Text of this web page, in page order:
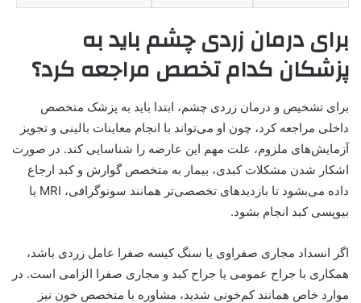
برای درمان زردی چشم باید به
پزشکان کدام تخصص مراجعه کرد؟
برای تشخیص و درمان زردی چشم، ابتدا باید به پزشک متخصص
داخلی مراجعه کرد، چون او می‌تواند با انجام معاینات بالینی و تجویز
آزمایش‌های ملزوم، علت مهم این عارضه را شناسایی کند. در صورت
اشکار شدن مشکلات کبدی، بیمار به متخصص گوارش و کبد ارجاع
داده می‌بشود تا بازدید‌های تخصصی‌تر همانند سونوگرافی، MRI یا
بیوپسی کبد انجام بشود.
اگر انسداد مجاری صفراوی یا سنگ کیسه صفرا عامل زردی باشد،
همکاری با جراح عمومی یا جراح کبد و مجاری صفرا الزامی است. در
موارد خاص همانند کم‌خونی شدید، مشاوره با متخصص خون نیز